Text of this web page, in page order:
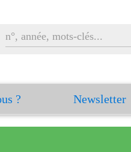
? Newsletter